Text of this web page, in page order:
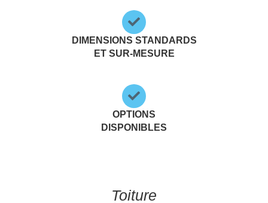
DIMENSIONS STANDARDS
ET SUR-MESURE
OPTIONS
DISPONIBLES
Toiture